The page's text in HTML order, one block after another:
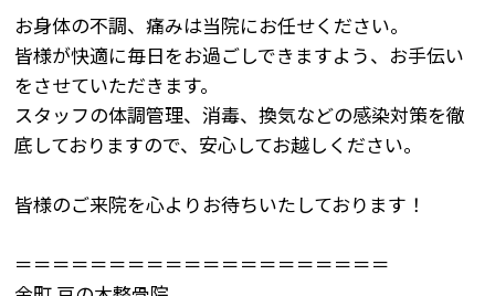
お身体の不調、痛みは当院にお任せください。
皆様が快適に毎日をお過ごしできますよう、お手伝い
をさせていただきます。
スタッフの体調管理、消毒、換気などの感染対策を徹
底しておりますので、安心してお越しください。
皆様のご来院を心よりお待ちいたしております！
＝＝＝＝＝＝＝＝＝＝＝＝＝＝＝＝＝＝＝＝